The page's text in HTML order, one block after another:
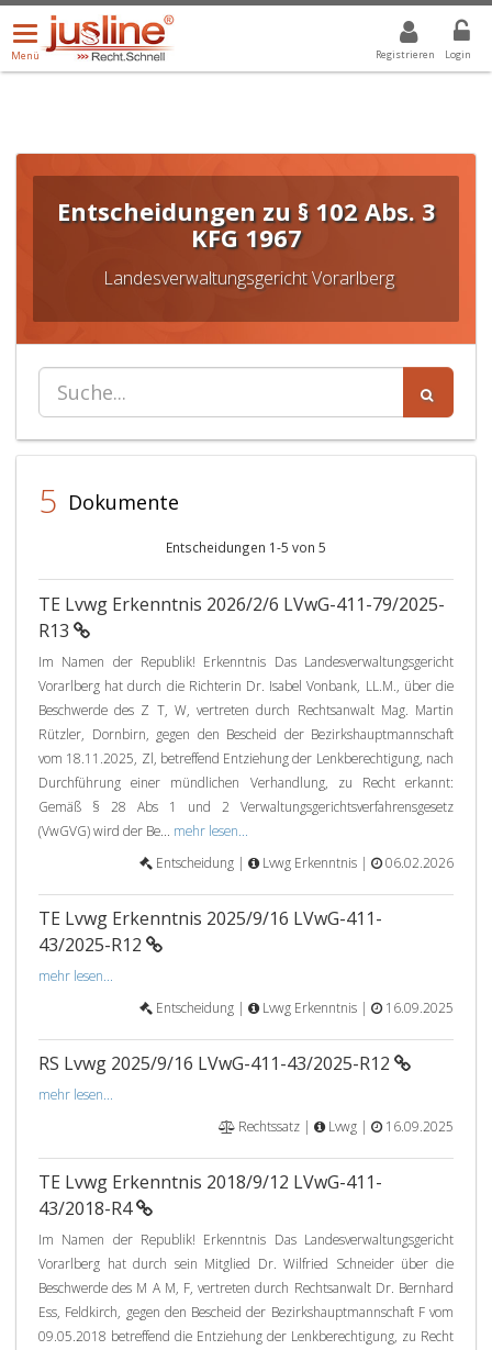
Registrieren Login
Menü
öffnen/schließen
Menü
ALLE DROPDOWN: GEWÄHLTER WERT IST ALLE
Entscheidungen zu § 102 Abs. 3
KFG 1967
Landesverwaltungsgericht Vorarlberg
5 Dokumente
Entscheidungen 1-5 von 5
TE Lvwg Erkenntnis 2026/2/6 LVwG-411-79/2025-
R13
Im Namen der Republik! Erkenntnis Das Landesverwaltungsgericht
Vorarlberg hat durch die Richterin Dr. Isabel Vonbank, LL.M., über die
Beschwerde des Z T, W, vertreten durch Rechtsanwalt Mag. Martin
Rützler, Dornbirn, gegen den Bescheid der Bezirkshauptmannschaft
vom 18.11.2025, Zl, betreffend Entziehung der Lenkberechtigung, nach
Durchführung einer mündlichen Verhandlung, zu Recht erkannt:
Gemäß § 28 Abs 1 und 2 Verwaltungsgerichtsverfahrensgesetz
(VwGVG) wird der Be... mehr lesen...
Entscheidung |
Lvwg Erkenntnis | 06.02.2026
TE Lvwg Erkenntnis 2025/9/16 LVwG-411-
43/2025-R12
mehr lesen...
Entscheidung |
Lvwg Erkenntnis | 16.09.2025
RS Lvwg 2025/9/16 LVwG-411-43/2025-R12
mehr lesen...
Rechtssatz |
Lvwg | 16.09.2025
TE Lvwg Erkenntnis 2018/9/12 LVwG-411-
43/2018-R4
Im Namen der Republik! Erkenntnis Das Landesverwaltungsgericht
Vorarlberg hat durch sein Mitglied Dr. Wilfried Schneider über die
Beschwerde des M A M, F, vertreten durch Rechtsanwalt Dr. Bernhard
Ess, Feldkirch, gegen den Bescheid der Bezirkshauptmannschaft F vom
09.05.2018 betreffend die Entziehung der Lenkberechtigung, zu Recht